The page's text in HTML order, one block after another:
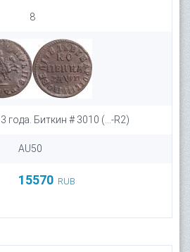
8
года. Биткин # 3010 (...-R2)
AU50
15570 RUB